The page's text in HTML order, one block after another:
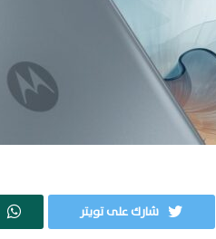
شارك على تويتر